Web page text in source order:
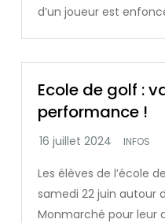
d’un joueur est
Ecole de golf :
performance !
INFOS
Les élèves de l’école
samedi 22 juin autour
Monmarché pour leur